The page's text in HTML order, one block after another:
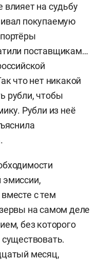
на судьбу
покупаемую
поставщикам…
что нет никакой
рубли, чтобы
Рубли из неё
эмиссии,
с тем
на самом деле
без которого
месяц,